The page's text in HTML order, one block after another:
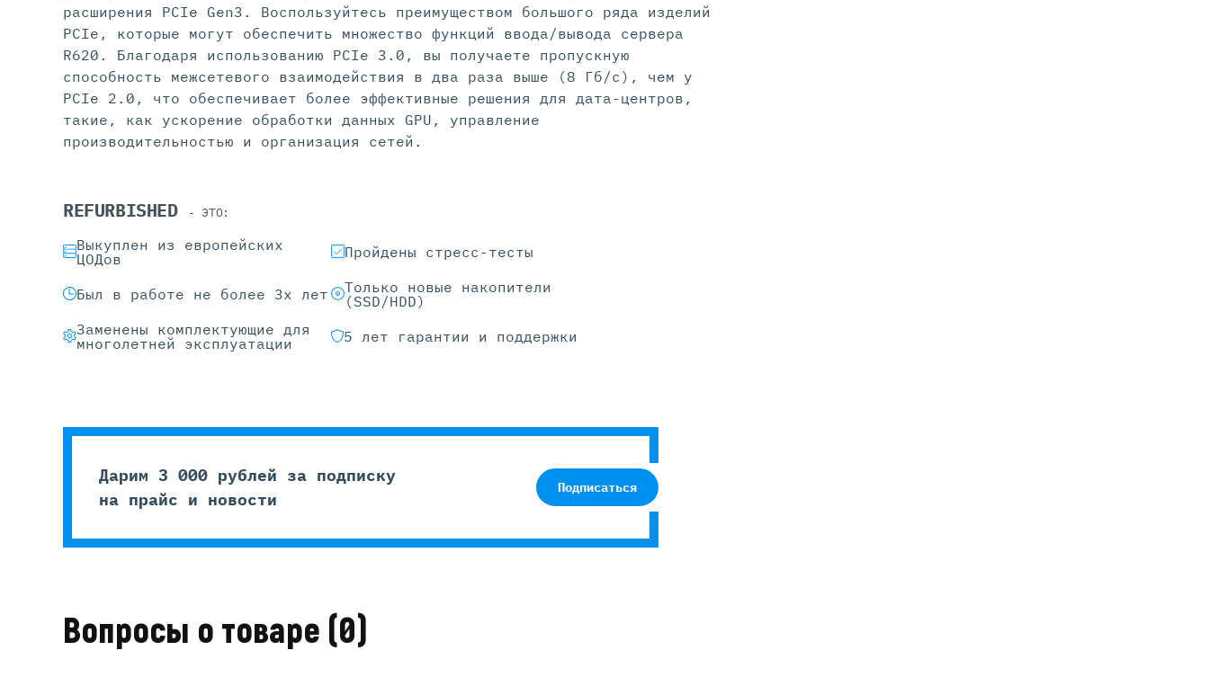
расширения PCIe Gen3. Воспользуйтесь преимуществом большого ряда изделий
PCIe, которые могут обеспечить множество функций ввода/вывода сервера
R620. Благодаря использованию PCIe 3.0, вы получаете пропускную
способность межсетевого взаимодействия в два раза выше (8 Гб/с), чем у
PCIe 2.0, что обеспечивает более эффективные решения для дата-центров,
такие, как ускорение обработки данных GPU, управление
производительностью и организация сетей.
REFURBISHED - ЭТО:
Выкуплен из европейских
ЦОДов
Пройдены стресс-тесты
Был в работе не более 3х лет
Только новые накопители
(SSD/HDD)
Заменены комплектующие для
многолетней эксплуатации
5 лет гарантии и поддержки
Дарим 3 000 рублей за подписку
на прайс и новости
Подписаться
Вопросы о товаре (0)